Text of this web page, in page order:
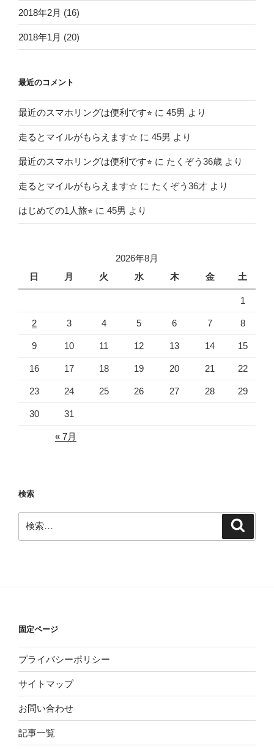
2018年2月 (16)
2018年1月 (20)
最近のコメント
最近のスマホリングは便利です⭐︎ に 45男 より
走るとマイルがもらえます☆ に 45男 より
最近のスマホリングは便利です⭐︎ に たくぞう36歳 より
走るとマイルがもらえます☆ に たくぞう36才 より
はじめての1人旅⭐︎ に 45男 より
2026年8月
日
月 火 水 木 金 土
1
2 3 4 5 6 7 8
9 10 11 12 13 14 15
16 17 18 19 20 21 22
23 24 25 26 27 28 29
30 31
« 7月
検索
索:
固定ページ
プライバシーポリシー
サイトマップ
お問い合わせ
記事一覧